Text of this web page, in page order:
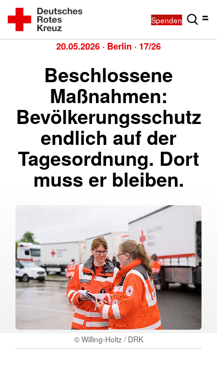
Spenden
20.05.2026 · Berlin · 17/26
Beschlossene
Maßnahmen:
Bevölkerungsschutz
endlich auf der
Tagesordnung. Dort
muss er bleiben.
© Willing-Holtz / DRK